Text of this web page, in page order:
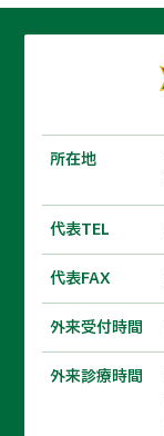
所在地
代表TEL
代表FAX
外来受付時間
外来診療時間